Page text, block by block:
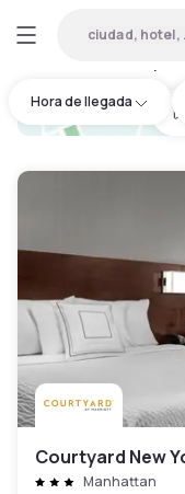
ciudad, hotel,
Hora de llegada
Courtyard New
Manhattan